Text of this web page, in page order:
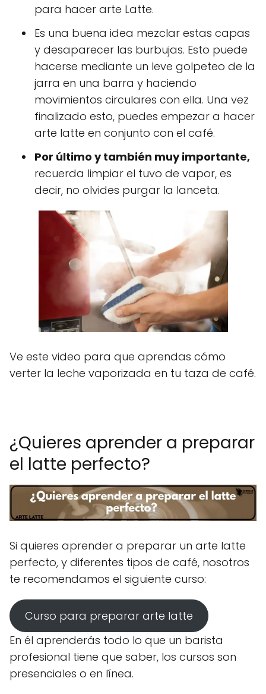
para hacer arte Latte.
Es una buena idea mezclar estas capas
y desaparecer las burbujas. Esto puede
hacerse mediante un leve golpeteo de la
jarra en una barra y haciendo
movimientos circulares con ella. Una vez
finalizado esto, puedes empezar a hacer
arte latte en conjunto con el café.
Por último y también muy importante,
recuerda limpiar el tuvo de vapor, es
decir, no olvides purgar la lanceta.
Ve este video para que aprendas cómo
verter la leche vaporizada en tu taza de café.
¿Quieres aprender a preparar
el latte perfecto?
Si quieres aprender a preparar un arte latte
perfecto, y diferentes tipos de café, nosotros
te recomendamos el siguiente curso:
Curso para preparar arte latte
En él aprenderás todo lo que un barista
profesional tiene que saber, los cursos son
presenciales o en línea.